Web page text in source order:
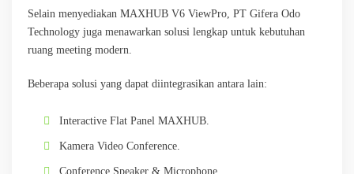
Selain menyediakan MAXHUB V6 ViewPro, PT Gifera Odo
Technology juga menawarkan solusi lengkap untuk kebutuhan
ruang meeting modern.
Beberapa solusi yang dapat diintegrasikan antara lain:
Interactive Flat Panel MAXHUB.
Kamera Video Conference.
Conference Speaker & Microphone.